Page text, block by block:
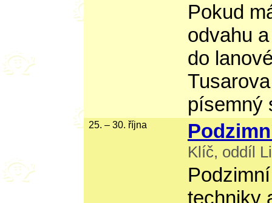
Pokud
odvahu
do
písemný
25. – 30. října
Klíč, oddíl
techniky